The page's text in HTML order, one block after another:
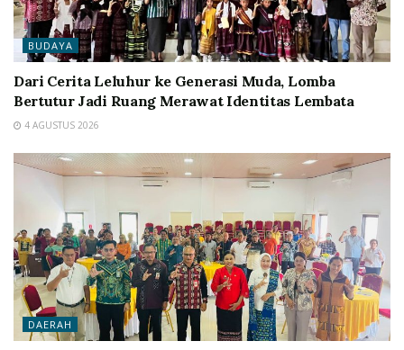
BUDAYA
Dari Cerita Leluhur ke Generasi Muda, Lomba
Bertutur Jadi Ruang Merawat Identitas Lembata
4 AGUSTUS 2026
DAERAH